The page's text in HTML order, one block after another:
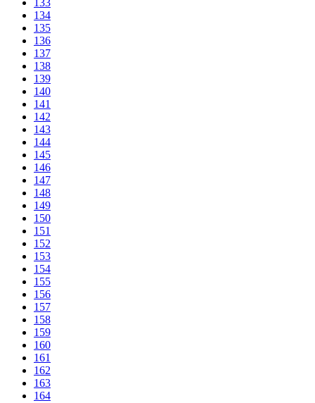
134
135
136
137
138
139
140
141
142
143
144
145
146
147
148
149
150
151
152
153
154
155
156
157
158
159
160
161
162
163
164